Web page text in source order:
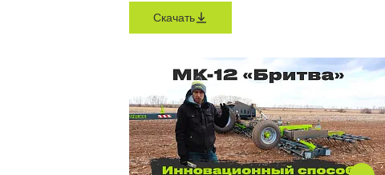
Скачать